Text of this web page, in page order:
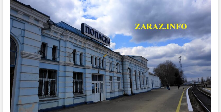
три
раза
меньше,
чем
в
Северодонецке,
и
даже
меньше,
чем
в